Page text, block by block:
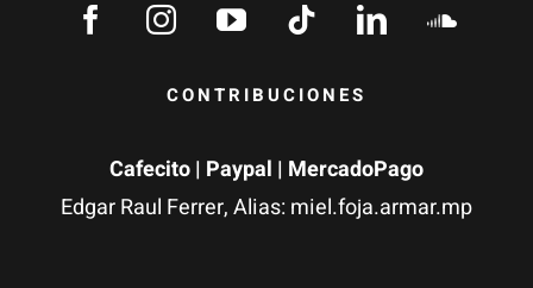
CONTRIBUCIONES
Cafecito| Paypal | MercadoPago
Edgar Raul Ferrer, Alias: miel.foja.armar.mp